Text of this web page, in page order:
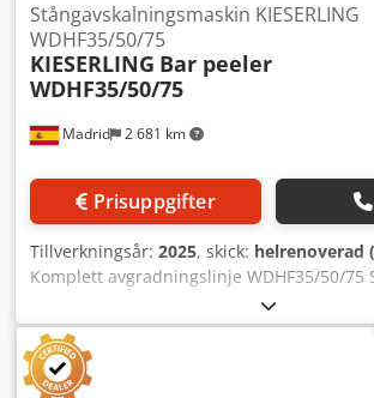
Madrid 2 681 km
Stångavskalningsmaskin KIESERLING
WDHF35/50/75
KIESERLING Bar peeler
WDHF35/50/75
Prisuppgifter
Tillverkningsår: 2025, skick: helrenoverad
Komplett avgradningslinje WDHF35/50/75
rekonditionerad och testad i vår verkstad.
tolerans är garanterade. Arbetsområde:
Adijkr Inmatningsdiameter: 7 - 38 mm
mm Minsta stånglängd: 2,9 m (3,2 m vid